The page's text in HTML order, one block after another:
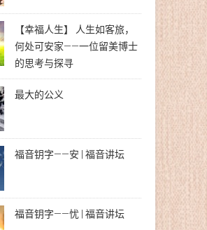
【幸福人生】 人生如客旅，
何处可安家——一位留美博士
的思考与探寻
最大的公义
福音钥字——安 | 福音讲坛
福音钥字——忧 | 福音讲坛